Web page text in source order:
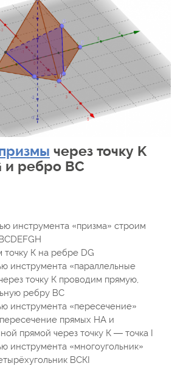
через точку K
и ребро BC
инструмента «призма» строим
точку К на ребре DG
инструмента «параллельные
точку К проводим прямую,
ребру ВС
инструмента «пересечение»
прямых НА и
прямой через точку К — точка I
инструмента «многоугольник»
ВСКI